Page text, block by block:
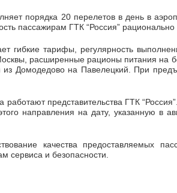
порядка 20 перелетов в день в
пассажирам ГТК “Россия”
гибкие тарифы, регулярность
расширенные рационы питания на
из Домодедово на Павелецкий. При
работают представительства ГТК
направления на дату, указанную в
качества предоставляемых
сервиса и безопасности.